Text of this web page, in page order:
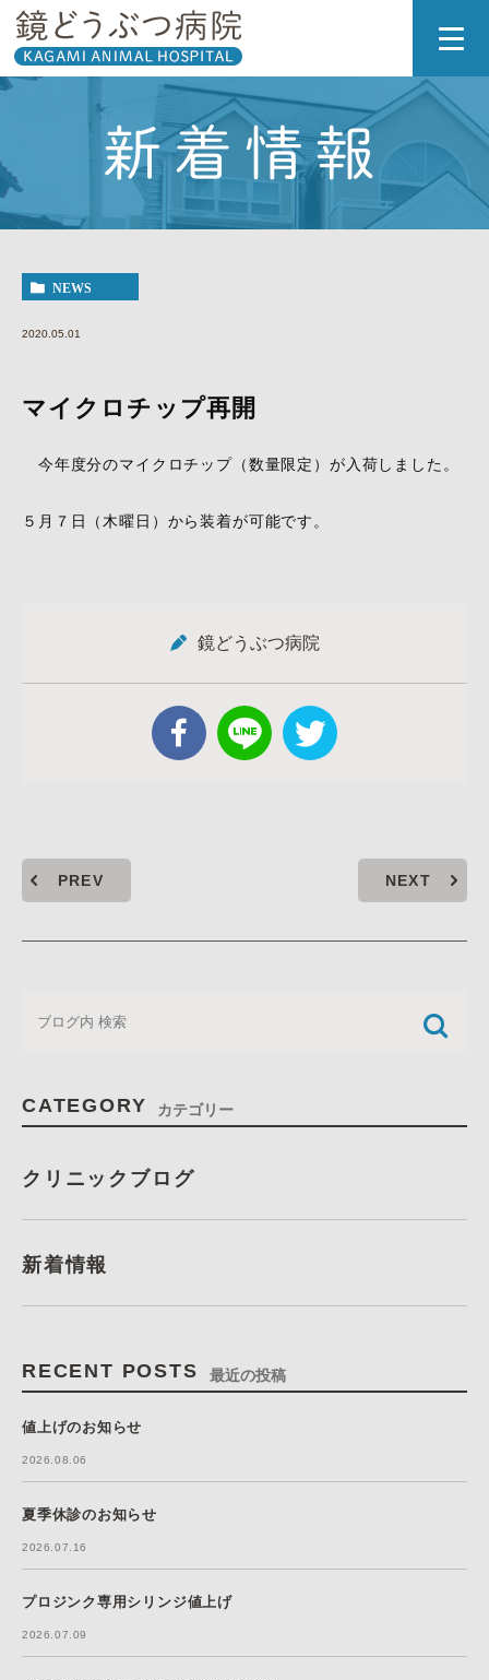
新着情報
NEWS
2020.05.01
マイクロチップ再開
今年度分のマイクロチップ（数量限定）が入荷しました。
５月７日（木曜日）から装着が可能です。
鏡どうぶつ病院
PREV NEXT
CATEGORY カテゴリー
クリニックブログ
新着情報
RECENT POSTS 最近の投稿
値上げのお知らせ
2026.08.06
夏季休診のお知らせ
2026.07.16
プロジンク専用シリンジ値上げ
2026.07.09